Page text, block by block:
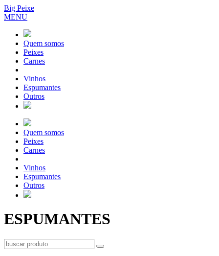
Big Peixe
MENU
Quem somos
Peixes
Carnes
Vinhos
Espumantes
Outros
Quem somos
Peixes
Carnes
Vinhos
Espumantes
Outros
ESPUMANTES